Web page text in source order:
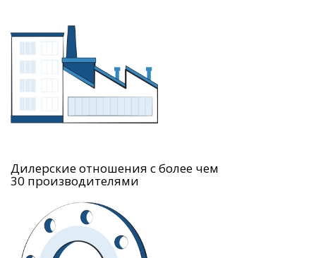
Дилерские отношения с более чем
30 производителями